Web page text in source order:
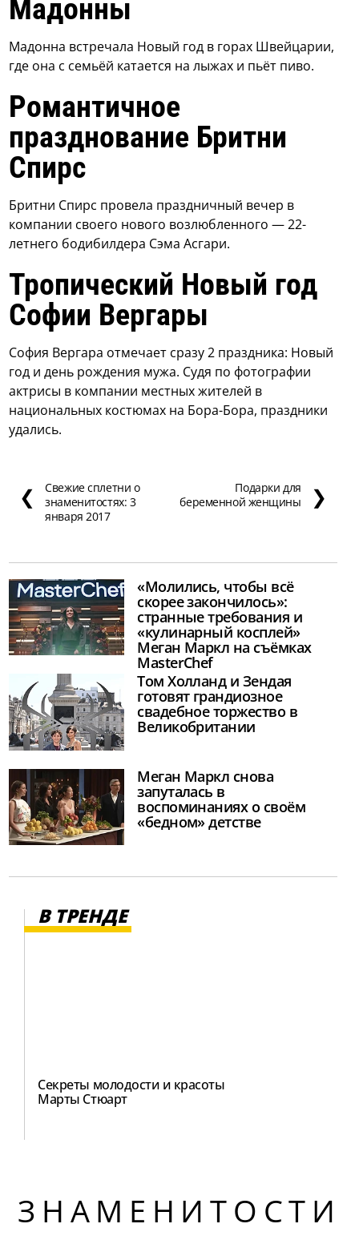
Мадонны
Мадонна встречала Новый год в горах Швейцарии,
где она с семьёй катается на лыжах и пьёт пиво.
Романтичное
празднование Бритни
Спирс
Бритни Спирс провела праздничный вечер в
компании своего нового возлюбленного — 22-
летнего бодибилдера Сэма Асгари.
Тропический Новый год
Софии Вергары
София Вергара отмечает сразу 2 праздника: Новый
год и день рождения мужа. Судя по фотографии
актрисы в компании местных жителей в
национальных костюмах на Бора-Бора, праздники
удались.
❮
Свежие сплетни о
знаменитостях: 3
января 2017
Подарки для
беременной женщины
❯
«Молились, чтобы всё
скорее закончилось»:
странные требования и
«кулинарный косплей»
Меган Маркл на съёмках
MasterChef
Том Холланд и Зендая
готовят грандиозное
свадебное торжество в
Великобритании
Меган Маркл снова
запуталась в
воспоминаниях о своём
«бедном» детстве
В ТРЕНДЕ
Секреты молодости и красоты
Марты Стюарт
ЗНАМЕНИТОСТИ